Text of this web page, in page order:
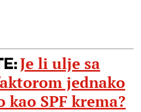
Je li ulje sa
jednako
SPF krema?